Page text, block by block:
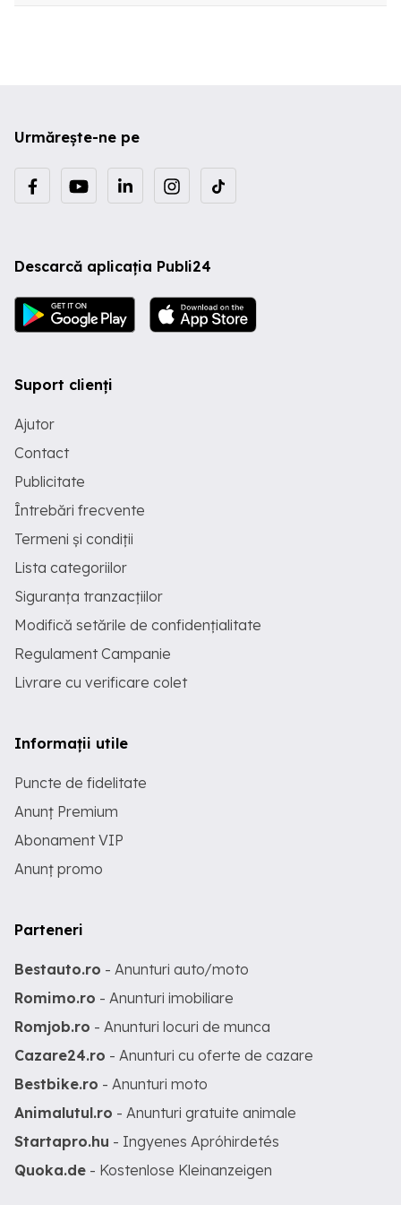
Urmărește-ne pe
Descarcă aplicația Publi24
Suport clienți
Ajutor
Contact
Publicitate
Întrebări frecvente
Termeni și condiții
Lista categoriilor
Siguranța tranzacțiilor
Modifică setările de confidențialitate
Regulament Campanie
Livrare cu verificare colet
Informații utile
Puncte de fidelitate
Anunț Premium
Abonament VIP
Anunț promo
Parteneri
Bestauto.ro - Anunturi auto/moto
Romimo.ro - Anunturi imobiliare
Romjob.ro - Anunturi locuri de munca
Cazare24.ro - Anunturi cu oferte de cazare
Bestbike.ro - Anunturi moto
Animalutul.ro - Anunturi gratuite animale
Startapro.hu - Ingyenes Apróhirdetés
Quoka.de - Kostenlose Kleinanzeigen